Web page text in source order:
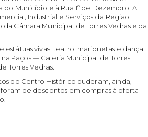
Município e à Rua 1º de Dezembro. A
Industrial e Serviços da Região
Câmara Municipal de Torres Vedras e da
vivas, teatro, marionetas e dança
Paços — Galeria Municipal de Torres
Torres Vedras.
do Centro Histórico puderam, ainda,
de descontos em compras à oferta